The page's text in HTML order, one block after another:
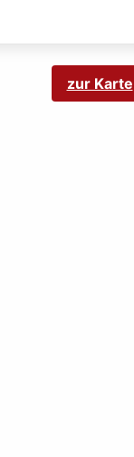
zur Karte